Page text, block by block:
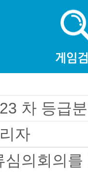
차 등급
자
심의회의